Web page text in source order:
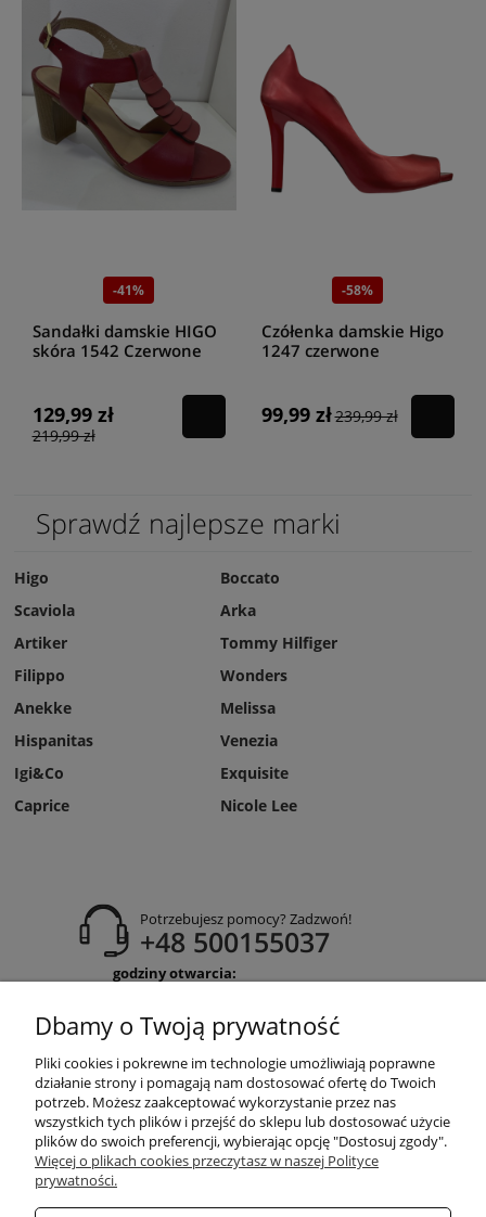
-41%
Sandałki damskie HIGO
skóra 1542 Czerwone
129,99 zł
219,99 zł
-58%
Czółenka damskie Higo
1247 czerwone
99,99 zł239,99 zł
Sprawdź najlepsze marki
Higo
Scaviola
Artiker
Filippo
Boccato
Arka
Tommy Hilfiger
Wonders
Anekke
Hispanitas
Igi&Co
Caprice
Melissa
Venezia
Exquisite
Nicole Lee
Potrzebujesz pomocy? Zadzwoń!
+48 500155037
godziny otwarcia:
obuwiehigo@gmail.com
WARUNKI ZAKUPÓW
MOJE KONTO
Dbamy o Twoją prywatność
Pliki cookies i pokrewne im technologie umożliwiają poprawne
działanie strony i pomagają nam dostosować ofertę do Twoich
potrzeb. Możesz zaakceptować wykorzystanie przez nas
wszystkich tych plików i przejść do sklepu lub dostosować użycie
plików do swoich preferencji, wybierając opcję "Dostosuj zgody".
Więcej o plikach cookies przeczytasz w naszej Polityce
prywatności.